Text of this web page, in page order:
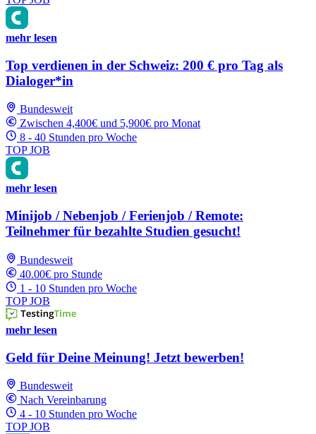
mehr lesen
Top verdienen in der Schweiz: 200 € pro Tag als
Dialoger*in
Bundesweit
Zwischen 4,400€ und 5,900€ pro Monat
8 - 40 Stunden pro Woche
TOP JOB
mehr lesen
Minijob / Nebenjob / Ferienjob / Remote:
Teilnehmer für bezahlte Studien gesucht!
Bundesweit
40.00€ pro Stunde
1 - 10 Stunden pro Woche
TOP JOB
mehr lesen
Geld für Deine Meinung! Jetzt bewerben!
Bundesweit
Nach Vereinbarung
4 - 10 Stunden pro Woche
TOP JOB